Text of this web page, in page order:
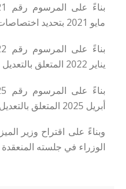
بناءً على المرسوم رقم 2021-114
مايو 2021 بتحديد اختصاصات الوزارات؛
بناءً على المرسوم رقم 2022-001
يناير 2022 المتعلق بالتعديل الوزاري؛
بناءً على المرسوم رقم 2025-082
أبريل 2025 المتعلق بالتعديل الوزاري؛
وبناءً على اقتراح وزير
الوزراء في جلسته المنعقدة بتاريخ 04